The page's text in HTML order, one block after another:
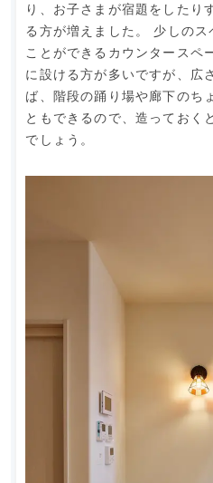
り、お子さまが宿題をしたり
る方が増えました。 少しの
ことができるカウンタースペ
に設ける方が多いですが、広
ば、階段の踊り場や廊下のち
ともできるので、造っておく
でしょう。